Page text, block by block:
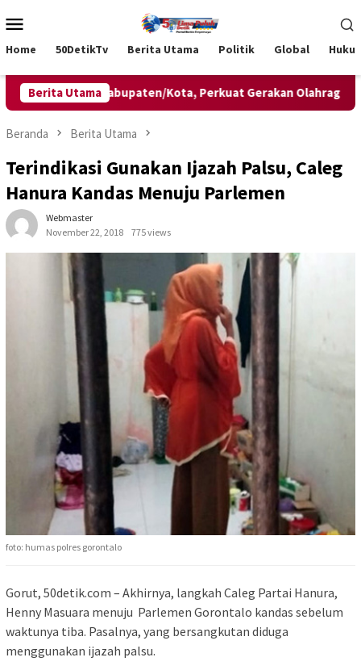
ke
Mobile
Home 50DetikTv Berita Utama Politik Global
Berita Utama
Kabupaten/Kota, Perkuat Gerakan Olahraga
Beranda Berita Utama
Terindikasi Gunakan Ijazah Palsu, Caleg
Hanura Kandas Menuju Parlemen
Webmaster
November 22, 2018
775 views
foto: humas polres gorontalo
Gorut, 50detik.com – Akhirnya, langkah Caleg Partai Hanura,
Henny Masuara menuju Parlemen Gorontalo kandas sebelum
waktunya tiba. Pasalnya, yang bersangkutan diduga
menggunakan ijazah palsu.